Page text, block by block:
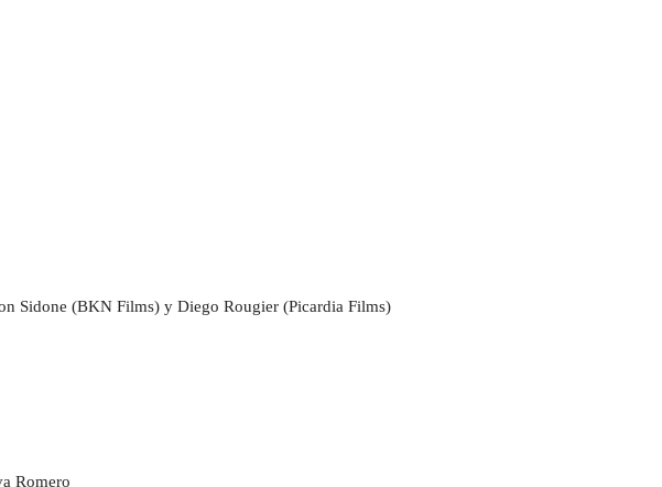
Sidone (BKN Films) y Diego Rougier (Picardia Films)
Romero